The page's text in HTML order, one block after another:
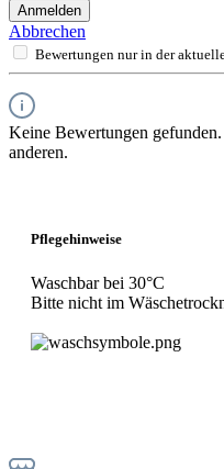
Anmelden
Abbrechen
Bewertungen nur in der
Keine Bewertungen
anderen.
Pflegehinweise
Waschbar bei 30°C
Bitte nicht im